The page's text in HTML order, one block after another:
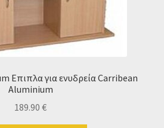
Επιπλα για ενυδρεία Carribean
Aluminium
189.90 €